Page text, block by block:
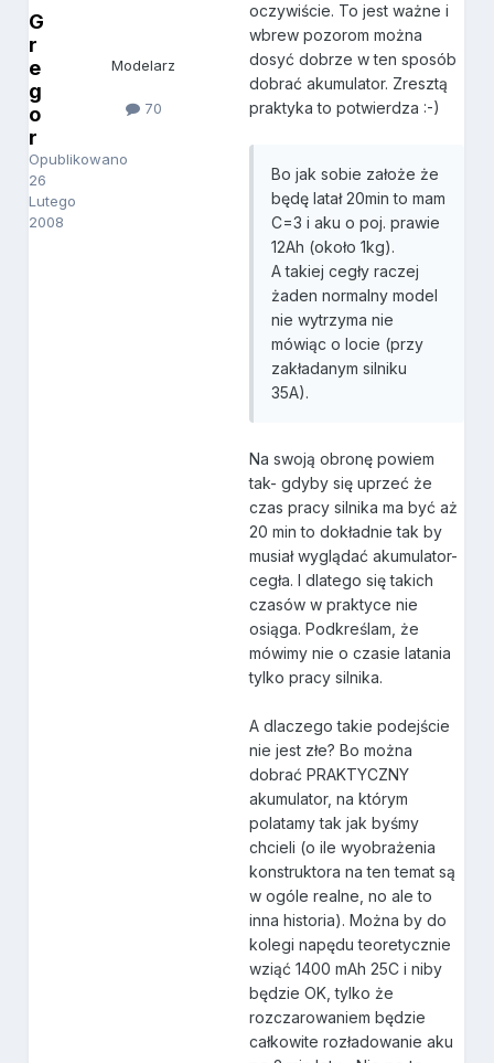
G
r
e
g
o
r
Opublikowano
26
Lutego
2008
Modelarz
70
oczywiście. To jest ważne i
wbrew pozorom można
dosyć dobrze w ten sposób
dobrać akumulator. Zresztą
praktyka to potwierdza :-)
Bo jak sobie założe że
będę latał 20min to mam
C=3 i aku o poj. prawie
12Ah (około 1kg).
A takiej cegły raczej
żaden normalny model
nie wytrzyma nie
mówiąc o locie (przy
zakładanym silniku
35A).
Na swoją obronę powiem
tak- gdyby się uprzeć że
czas pracy silnika ma być aż
20 min to dokładnie tak by
musiał wyglądać akumulator-
cegła. I dlatego się takich
czasów w praktyce nie
osiąga. Podkreślam, że
mówimy nie o czasie latania
tylko pracy silnika.
A dlaczego takie podejście
nie jest złe? Bo można
dobrać PRAKTYCZNY
akumulator, na którym
polatamy tak jak byśmy
chcieli (o ile wyobrażenia
konstruktora na ten temat są
w ogóle realne, no ale to
inna historia). Można by do
kolegi napędu teoretycznie
wziąć 1400 mAh 25C i niby
będzie OK, tylko że
rozczarowaniem będzie
całkowite rozładowanie aku